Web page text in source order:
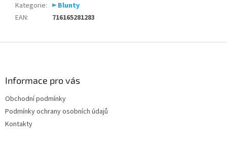
Kategorie: ► Blunty
EAN: 716165281283
Informace pro vás
Obchodní podmínky
Podmínky ochrany osobních údajů
Kontakty